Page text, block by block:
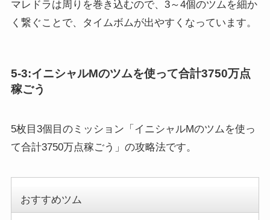
マレドラは周りを巻き込むので、3～4個のツムを細か
く繋ぐことで、タイムボムが出やすくなっています。
5-3:イニシャルMのツムを使って合計3750万点
稼ごう
5枚目3個目のミッション「イニシャルMのツムを使っ
て合計3750万点稼ごう」の攻略法です。
おすすめツム